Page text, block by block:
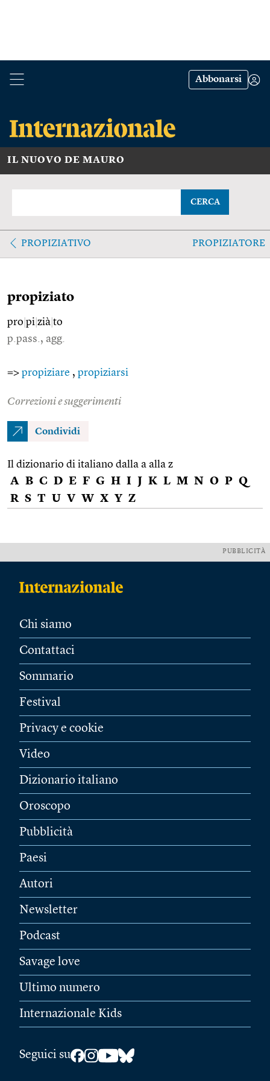
Abbonarsi
IL NUOVO DE MAURO
CERCA
PROPIZIATIVO PROPIZIATORE
propiziato
pro pi zià to
p.pass., agg.
=> propiziare , propiziarsi
Correzioni e suggerimenti
Condividi
Il dizionario di italiano dalla a alla z
A B C D E F G H I J K L M N O P Q
R S T U V W X Y Z
PUBBLICITÀ
Chi siamo
Contattaci
Sommario
Festival
Privacy e cookie
Video
Dizionario italiano
Oroscopo
Pubblicità
Paesi
Autori
Newsletter
Podcast
Savage love
Ultimo numero
Internazionale Kids
Seguici su